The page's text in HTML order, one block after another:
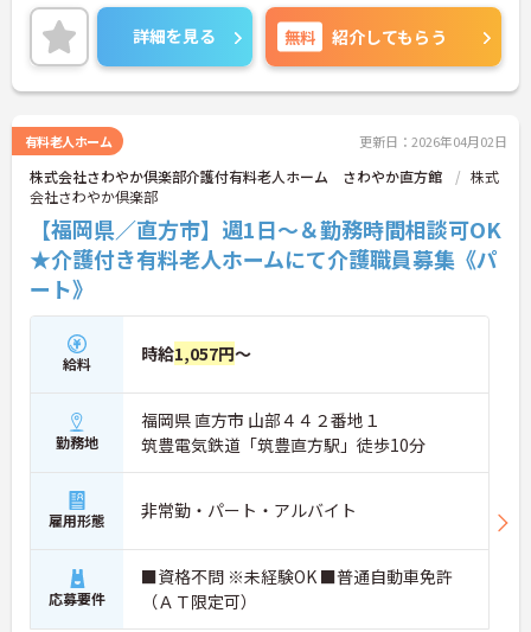
興味ある方には、面接のポイントなど、さらに詳細
をお話致しますのでお気軽にご相談ください。
詳細を見る 無料 紹介してもらう
有料老人ホーム 更新日：2026年04月02日
株式会社さわやか倶楽部介護付有料老人ホーム さわやか直方館
株式
会社さわやか倶楽部
【福岡県／直方市】週1日～＆勤務時間相談可OK
★介護付き有料老人ホームにて介護職員募集《パ
ート》
給料 時給1,057円～
勤務地
福岡県 直方市 山部４４２番地１
筑豊電気鉄道「筑豊直方駅」徒歩10分
雇用形態 非常勤・パート・アルバイト
応募要件
■資格不問 ※未経験OK ■普通自動車免許
（ＡＴ限定可）